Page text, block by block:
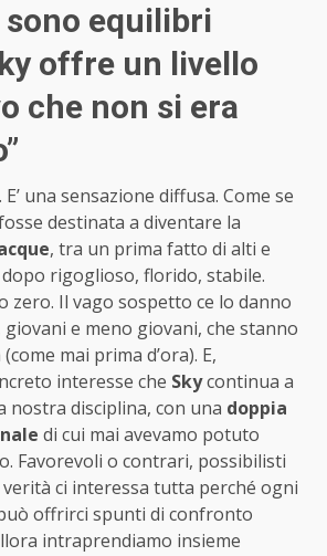
equilibri
offre un livello
che non si era
. E’ una sensazione diffusa. Come se
destinata a diventare la
, tra un prima fatto di alti e
rigoglioso, florido, stabile.
zero. Il vago sospetto ce lo danno
e meno giovani, che stanno
mai prima d’ora). E,
interesse che Skycontinua a
nostra disciplina, con una doppia
di cui mai avevamo potuto
Favorevoli o contrari, possibilisti
ci interessa tutta perché ogni
offrirci spunti di confronto
intraprendiamo insieme